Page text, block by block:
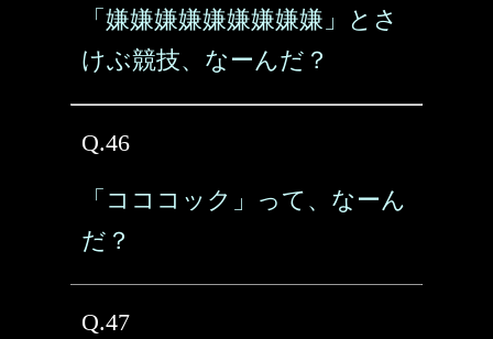
「嫌嫌嫌嫌嫌嫌嫌嫌嫌」とさ
けぶ競技、なーんだ？
Q.46
「コココック」って、なーん
だ？
Q.47